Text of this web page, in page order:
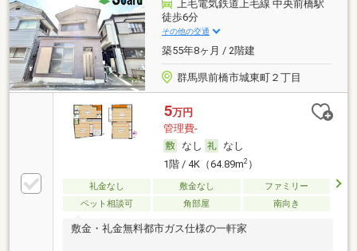
上毛電気鉄道上毛線 中央前橋駅
徒歩6分
その他の交通
築55年8ヶ月 / 2階建
群馬県前橋市城東町２丁目
5万円
管理費-
なし
なし
1階 / 4K（64.89m2）
礼金なし 敷金なし
ファミリー
ペット相談可
角部屋 南向き
敷金・礼金無料都市ガス仕様の一軒家